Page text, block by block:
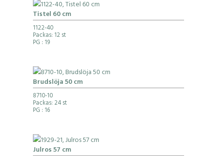
Tistel 60 cm
1122-40
Packas: 12 st
PG : 19
Brudslöja 50 cm
8710-10
Packas: 24 st
PG : 16
Julros 57 cm